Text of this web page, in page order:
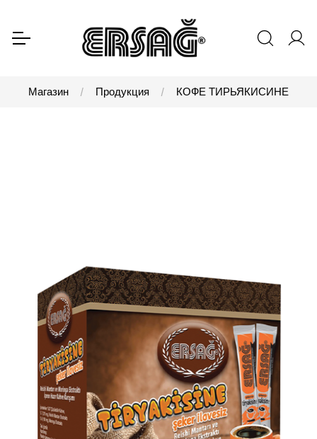
Магазин Продукция КОФЕ ТИРЬЯКИСИНЕ